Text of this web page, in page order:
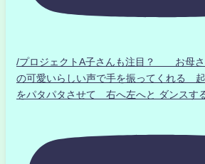
/プロジェクトA子さんも注目？ お母
の可愛いらしい声で手を振ってくれる
をパタパタさせて 右へ左へと ダンスす